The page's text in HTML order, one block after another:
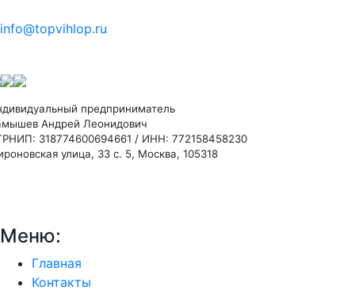
info@topvihlop.ru
предприниматель
Андрей Леонидович
318774600694661 / ИНН: 772158458230
улица, 33 с. 5, Москва, 105318
Меню:
Главная
Контакты